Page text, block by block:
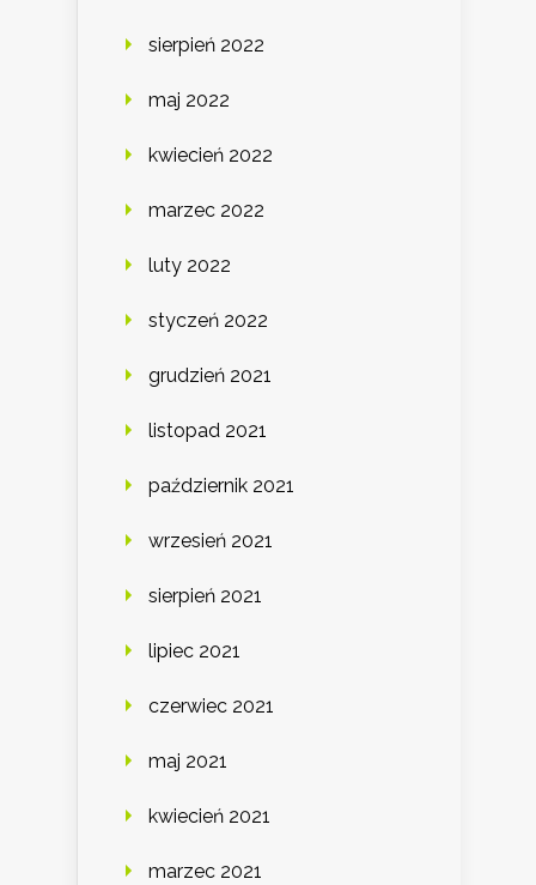
sierpień 2022
maj 2022
kwiecień 2022
marzec 2022
luty 2022
styczeń 2022
grudzień 2021
listopad 2021
październik 2021
wrzesień 2021
sierpień 2021
lipiec 2021
czerwiec 2021
maj 2021
kwiecień 2021
marzec 2021